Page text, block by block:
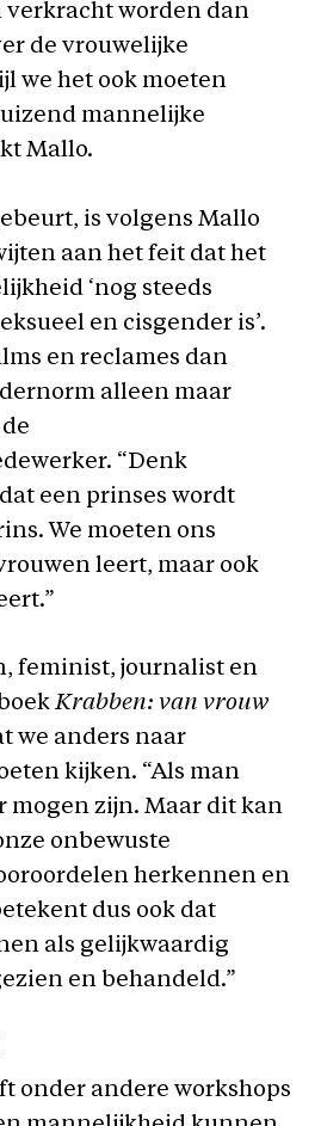
worden dan
de vrouwelijke
we het ook moeten
mannelijke
Mallo.
is volgens Mallo
aan het feit dat het
‘nog steeds
en cisgender is’.
en reclames dan
alleen maar
“Denk
een prinses wordt
We moeten ons
leert, maar ook
feminist, journalist en
Krabben: van vrouw
we anders naar
kijken. “Als man
mogen zijn. Maar dit kan
onbewuste
herkennen en
dus ook dat
als gelijkwaardig
en behandeld.”
onder andere workshops